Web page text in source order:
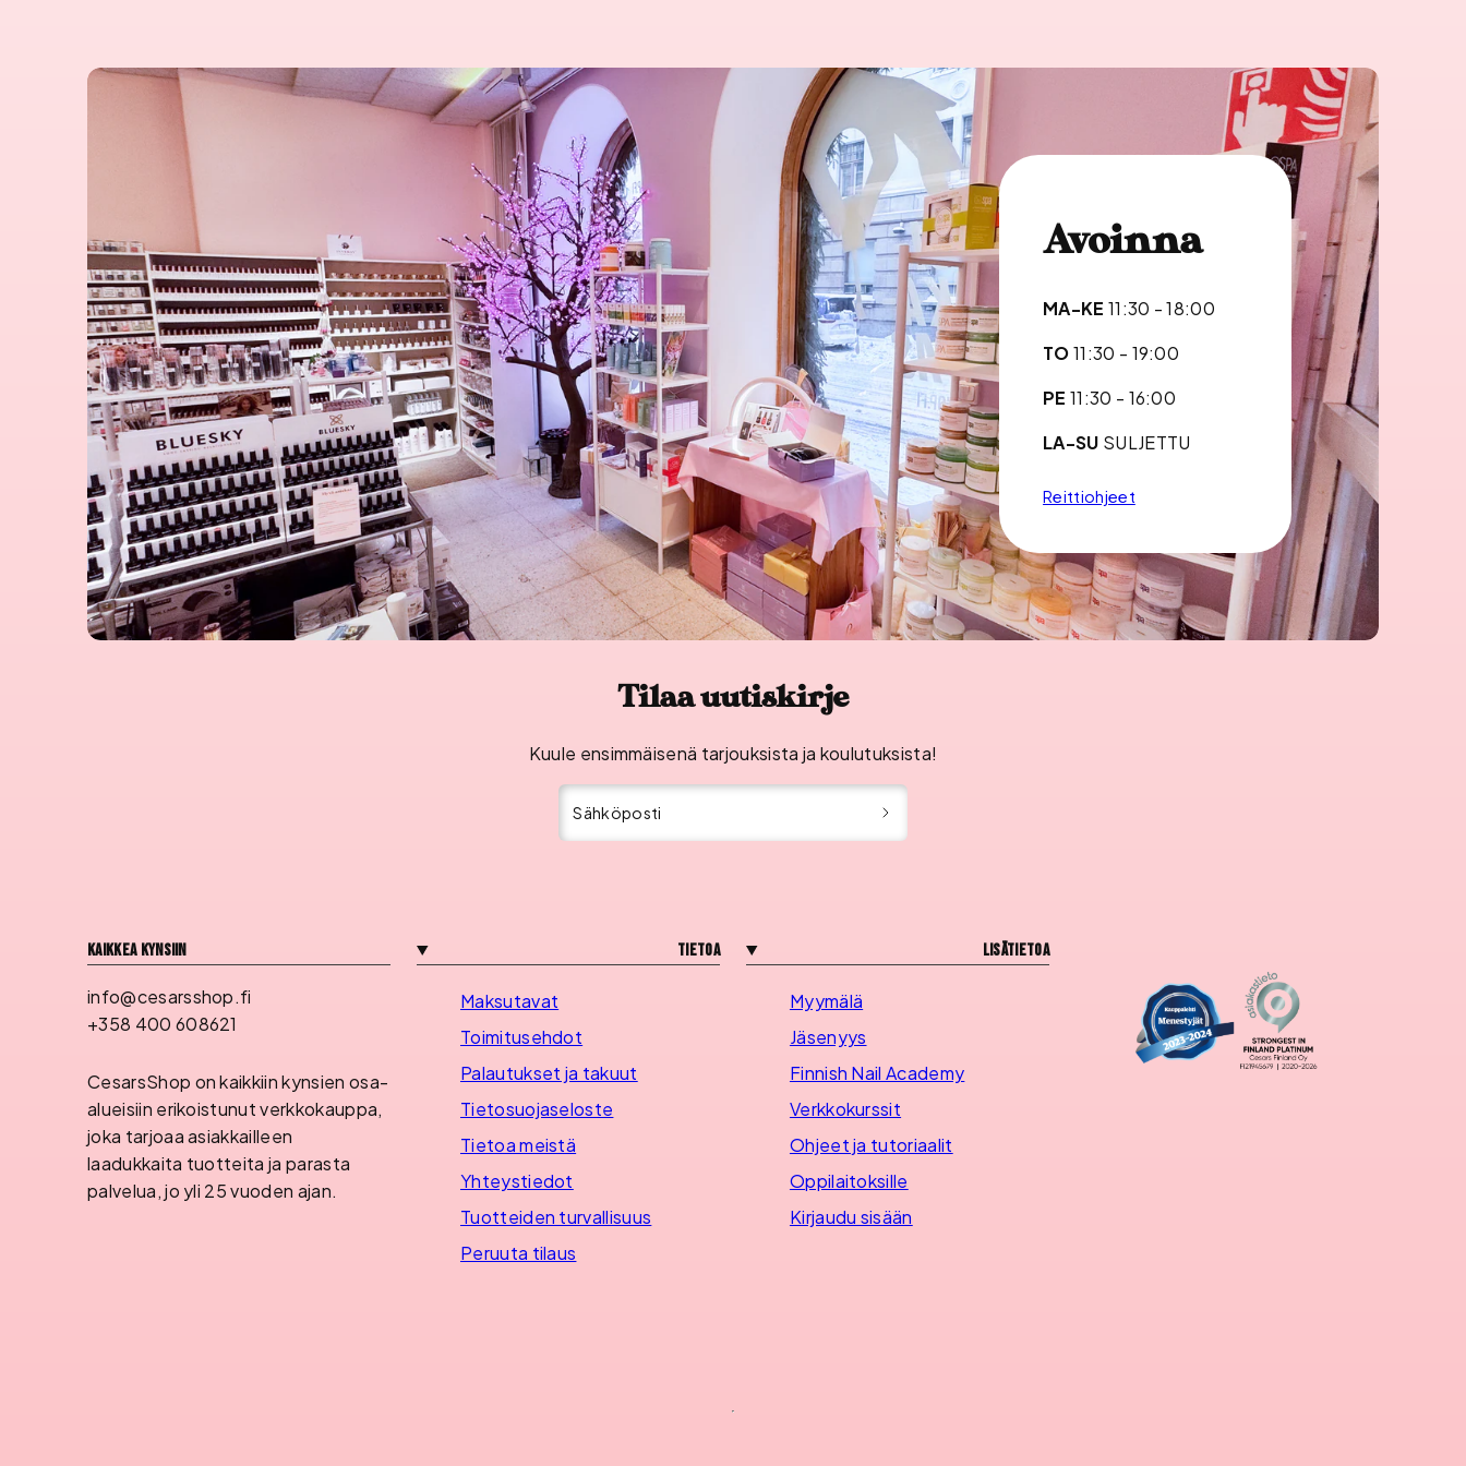
Avoinna
MA-KE 11:30 - 18:00
TO11:30 - 19:00
PE 11:30 - 16:00
LA-SU SULJETTU
Reittiohjeet
Tilaa uutiskirje
Kuule ensimmäisenä tarjouksista ja koulutuksista!
Sähköposti
Kaikkea kynsiin
info@cesarsshop.fi
+358 400 608621
CesarsShop on kaikkiin kynsien osa-
alueisiin erikoistunut verkkokauppa,
joka tarjoaa asiakkailleen
laadukkaita tuotteita ja parasta
palvelua, jo yli 25 vuoden ajan.
Tietoa
Maksutavat
Toimitusehdot
Palautukset ja takuut
Tietosuojaseloste
Tietoa meistä
Yhteystiedot
Tuotteiden turvallisuus
Peruuta tilaus
Lisätietoa
Myymälä
Jäsenyys
Finnish Nail Academy
Verkkokurssit
Ohjeet ja tutoriaalit
Oppilaitoksille
Kirjaudu sisään